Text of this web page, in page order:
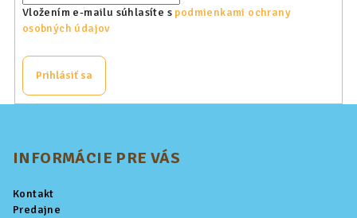
Vložením e-mailu súhlasíte s podmienkami ochrany
osobných údajov
Prihlásiť sa
INFORMÁCIE PRE VÁS
Kontakt
Predajne